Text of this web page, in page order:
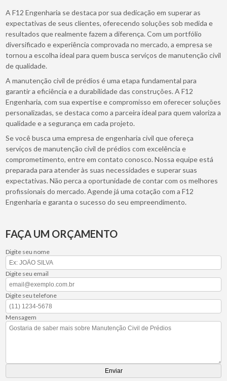
A F12 Engenharia se destaca por sua dedicação em superar as
expectativas de seus clientes, oferecendo soluções sob medida e
resultados que realmente fazem a diferença. Com um portfólio
diversificado e experiência comprovada no mercado, a empresa se
tornou a escolha ideal para quem busca serviços de manutenção civil
de qualidade.
A manutenção civil de prédios é uma etapa fundamental para
garantir a eficiência e a durabilidade das construções. A F12
Engenharia, com sua expertise e compromisso em oferecer soluções
personalizadas, se destaca como a parceira ideal para quem valoriza a
qualidade e a segurança em cada projeto.
Se você busca uma empresa de engenharia civil que ofereça
serviços de manutenção civil de prédios com excelência e
comprometimento, entre em contato conosco. Nossa equipe está
preparada para atender às suas necessidades e superar suas
expectativas. Não perca a oportunidade de contar com os melhores
profissionais do mercado. Agende já uma cotação com a F12
Engenharia e garanta o sucesso do seu empreendimento.
FAÇA UM ORÇAMENTO
Digite seu nome
Digite seu email
Digite seu telefone
Mensagem